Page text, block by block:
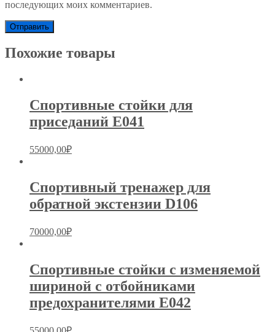
последующих моих комментариев.
Похожие товары
Спортивные стойки для
приседаний E041
55000,00₽
Спортивный тренажер для
обратной экстензии D106
70000,00₽
Спортивные стойки с изменяемой
шириной с отбойниками
предохранителями Е042